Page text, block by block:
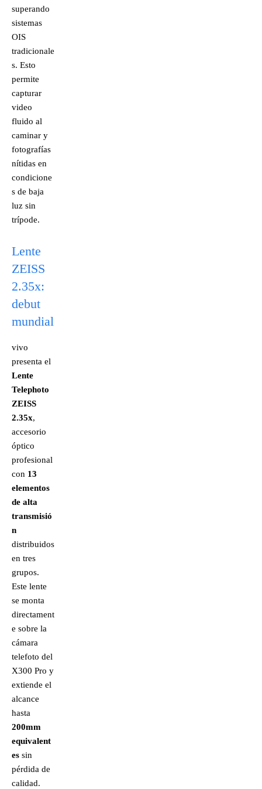
superando
sistemas
OIS
tradicionale
s. Esto
permite
capturar
video
fluido al
caminar y
fotografías
nítidas en
condicione
s de baja
luz sin
trípode.
Lente
ZEISS
2.35x:
debut
mundial
vivo
presenta el
Lente
Telephoto
ZEISS
2.35x,
accesorio
óptico
profesional
con 13
elementos
de alta
transmisió
n
distribuidos
en tres
grupos.
Este lente
se monta
directament
e sobre la
cámara
telefoto del
X300 Pro y
extiende el
alcance
hasta
200mm
equivalent
es sin
pérdida de
calidad.